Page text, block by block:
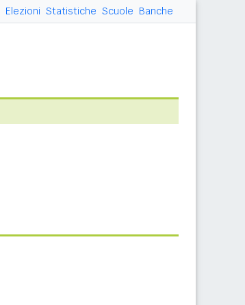
Elezioni Statistiche Scuole Banche